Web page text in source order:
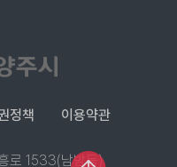
정책 이용약관
로 1533(남방동)